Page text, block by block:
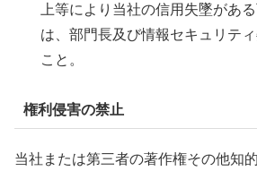
上等により当社の信用失墜があ
は、部門長及び情報セキュリテ
こと。
権利侵害の禁止
当社または第三者の著作権その他知